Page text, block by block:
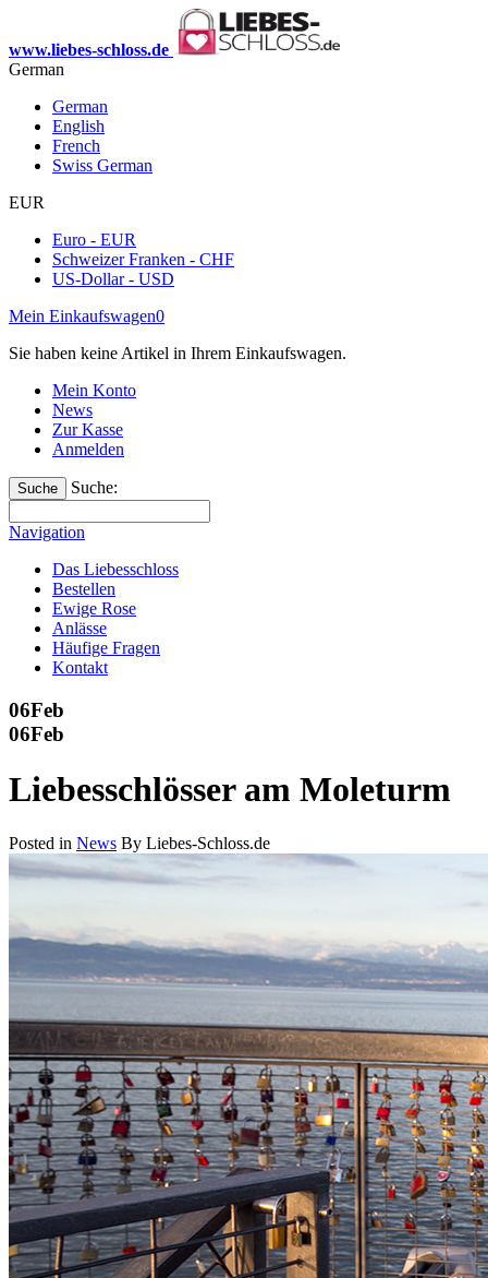
www.liebes-schloss.de
German
German
English
French
Swiss German
EUR
Euro - EUR
Schweizer Franken - CHF
US-Dollar - USD
Mein Einkaufswagen0
Sie haben keine Artikel in Ihrem Einkaufswagen.
Mein Konto
News
Zur Kasse
Anmelden
Suche Suche:
Navigation
Das Liebesschloss
Bestellen
Ewige Rose
Anlässe
Häufige Fragen
Kontakt
06Feb
06Feb
Liebesschlösser am Moleturm
Posted in News By Liebes-Schloss.de